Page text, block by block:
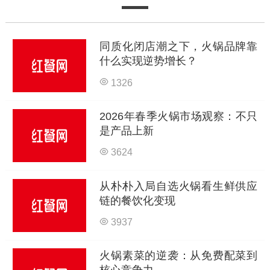
同质化闭店潮之下，火锅品牌靠
什么实现逆势增长？
1326
2026年春季火锅市场观察：不只
是产品上新
3624
从朴朴入局自选火锅看生鲜供应
链的餐饮化变现
3937
火锅素菜的逆袭：从免费配菜到